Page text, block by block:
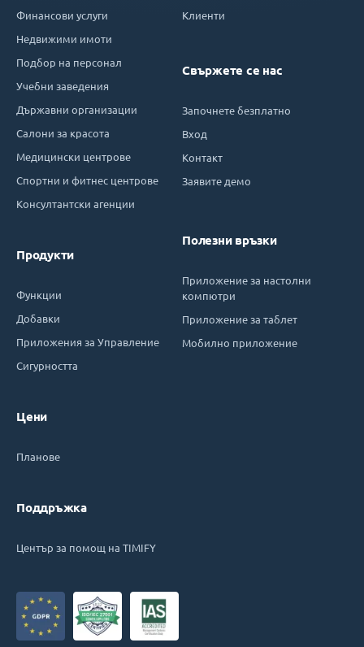
Финансови услуги
Недвижими имоти
Подбор на персонал
Учебни заведения
Държавни организации
Салони за красота
Медицински центрове
Спортни и фитнес центрове
Консултантски агенции
Продукти
Функции
Добавки
Приложения за Управление
Сигурността
Цени
Планове
Поддръжка
Център за помощ на TIMIFY
Клиенти
Свържете се нас
Започнете безплатно
Вход
Контакт
Заявите демо
Полезни връзки
Приложение за настолни
компютри
Приложение за таблет
Мобилно приложение